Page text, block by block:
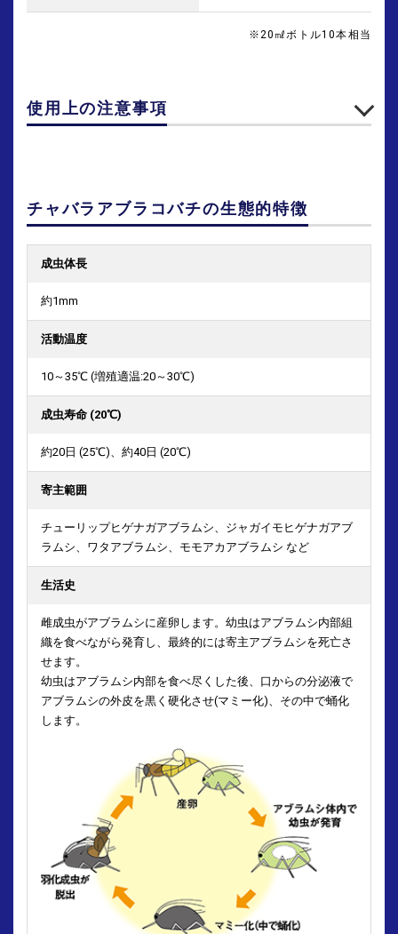
※20㎖ボトル10本相当
使用上の注意事項
チャバラアブラコバチの生態的特徴
成虫体長
約1mm
活動温度
10～35℃ (増殖適温:20～30℃)
成虫寿命 (20℃)
約20日 (25℃)、約40日 (20℃)
寄主範囲
チューリップヒゲナガアブラムシ、ジャガイモヒゲナガアブ
ラムシ、 ワタアブラムシ、モモアカアブラムシ など
生活史
雌成虫がアブラムシに産卵します。幼虫はアブラムシ内部組
織を食べながら発育し、 最終的には寄主アブラムシを死亡さ
せます。
幼虫はアブラムシ内部を食べ尽くした後、口からの分泌液で
アブラムシの外皮を黒く硬化させ(マミー化)、 その中で蛹化
します。